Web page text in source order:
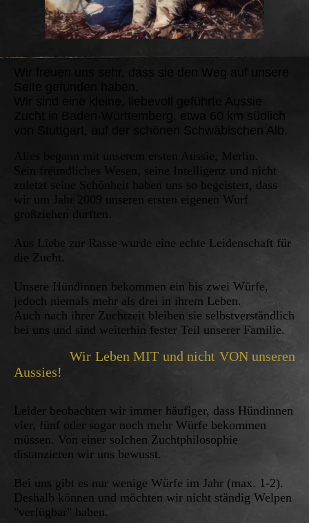
Wir freuen uns sehr, dass sie den Weg auf unsere
Seite gefunden haben.
Wir sind eine kleine, liebevoll geführte Aussie
Zucht in Baden-Württemberg, etwa 60 km südlich
von Stuttgart, auf der schönen Schwäbischen Alb.
Alles begann mit unserem ersten Aussie, Merlin.
Sein freundliches Wesen, seine Intelligenz und nicht
zuletzt seine Schönheit haben uns so begeistert, dass
wir um Jahr 2009 unseren ersten eigenen Wurf
großziehen durften.
Aus Liebe zur Rasse wurde eine echte Leidenschaft für
die Zucht.
Unsere Hündinnen bekommen ein bis zwei Würfe,
jedoch niemals mehr als drei in ihrem Leben.
Auch nach ihrer Zuchtzeit bleiben sie selbstverständlich
bei uns und sind weiterhin fester Teil unserer Familie.
Wir Leben MIT und nicht VON unseren
Aussies!
Leider beobachten wir immer häufiger, dass Hündinnen
vier, fünf oder sogar noch mehr Würfe bekommen
müssen. Von einer solchen Zuchtphilosophie
distanzieren wir uns bewusst.
Bei uns gibt es nur wenige Würfe im Jahr (max. 1-2).
Deshalb können und möchten wir nicht ständig Welpen
"verfügbar" haben.